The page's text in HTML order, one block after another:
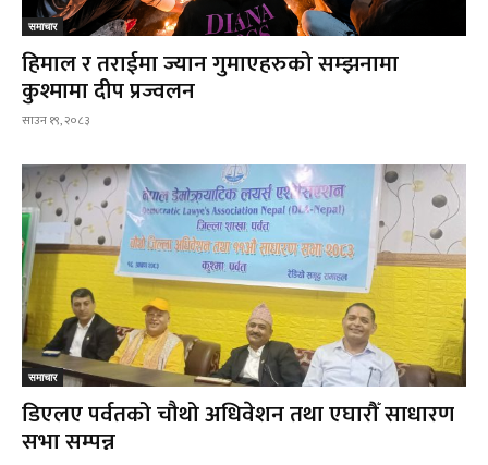
समाचार
हिमाल र तराईमा ज्यान गुमाएहरुको सम्झनामा
कुश्मामा दीप प्रज्वलन
साउन १९, २०८३
समाचार
डिएलए पर्वतको चौथो अधिवेशन तथा एघारौँ साधारण
सभा सम्पन्न